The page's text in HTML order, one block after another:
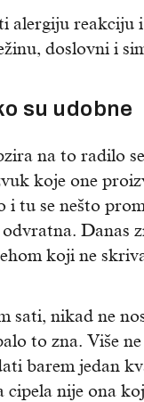
alergiju
doslovni i
su udobne
na to radilo
koje one
tu se nešto
Danas
koji ne
sati, nikad ne
to zna. Više
barem jedan
nije ona